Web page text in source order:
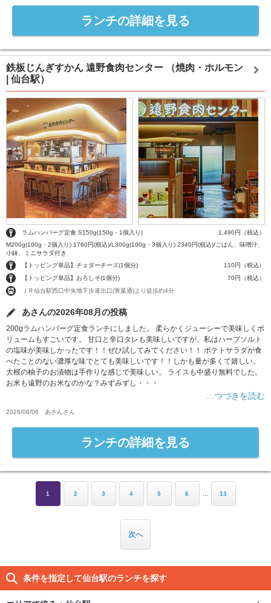
ランチの詳細を見る
鉄板じんぎすかん 遠野食肉センター
（焼肉・ホルモン
| 仙台駅）
ラムハンバーグ定食 S150g(150g・1個入り)
1,490円（税込）
M200g(100g・2個入り) 1760円(税込)/L300g(100g・3個入り) 2340円(税込)/ごはん、味噌汁、
小鉢、ミニサラダ付き
【トッピング単品】チェダーチーズ(1個分)
110円（税込）
【トッピング単品】おろしそ(1個分)
70円（税込）
ＪＲ仙台駅西口中央地下歩道出口(青葉通)より徒歩約4分
あさんの2026年08月の投稿
200gラムハンバーグ定食ランチにしました。 柔らかくジューシーで美味しくボ
リュームもすごいです。 甘口と辛口タレも美味しいですが、私はハーブソルト
の塩味が美味しかったです！！ぜひ試してみてください！！ ポテトサラダが食
べたことのない濃厚な味でとても美味しいです！！しかも量が多くて嬉しい。
大根の柚子のお漬物は手作りな感じで美味しい。 ライスも中盛り無料でした。
お米も遠野のお米なのかな？みずみずし・・・
…つづきを読む
2026/08/06 あさん さん
ランチの詳細を見る
1 2 3 4 5 6 ... 13
次へ
条件を指定して仙台駅のランチを探す
エリアで絞る：仙台駅